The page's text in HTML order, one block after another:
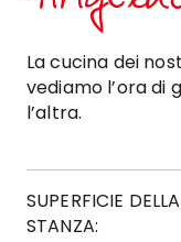
La cucina dei
vediamo l’ora
l’altra.
SUPERFICIE DELLA
STANZA: